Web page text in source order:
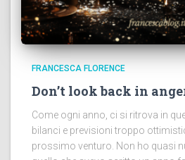
FRANCESCA FLORENCE
Don’t look back in
Come ogni anno, ci si ritrova in
bilanci e previsioni troppo
prossimo venturo. Non ho quasi